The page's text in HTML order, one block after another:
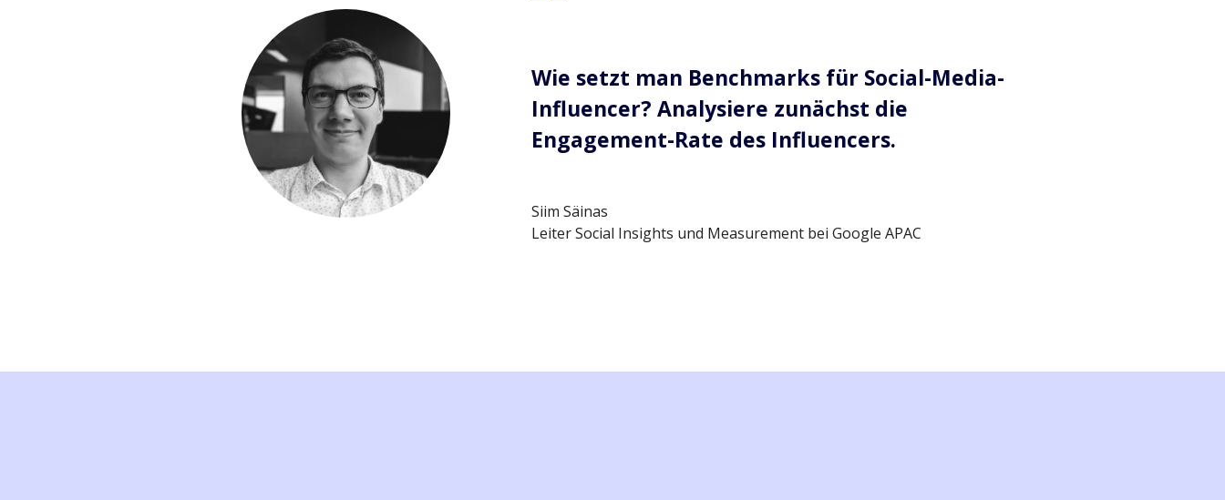
Wie setzt man Benchmarks für Social-Media-
Influencer? Analysiere zunächst die
Engagement-Rate des Influencers.
Siim Säinas
Leiter Social Insights und Measurement bei Google APAC